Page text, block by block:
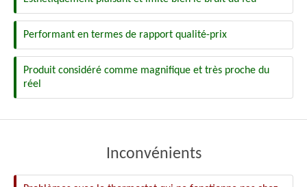
Performant en termes de rapport qualité-prix
Produit considéré comme magnifique et très proche du
réel
Inconvénients